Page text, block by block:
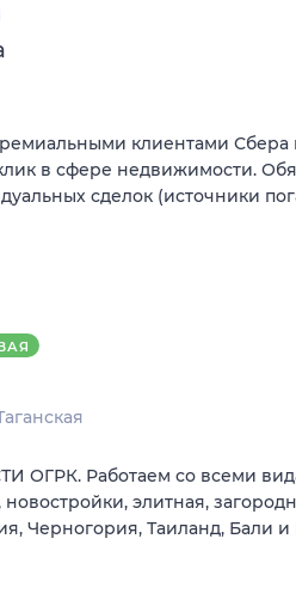
клиентами Сбера
в сфере недвижимости.
сделок (источники
ОГРК. Работаем со всеми
элитная,
Черногория, Таиланд, Бали